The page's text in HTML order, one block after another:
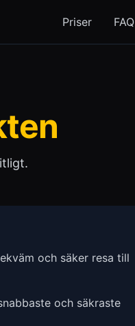
Priser FAQ
och säker resa till
och säkraste